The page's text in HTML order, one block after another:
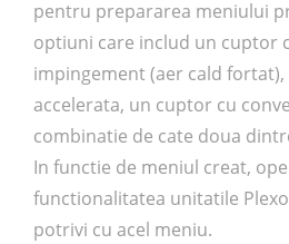
pentru prepararea meniului
optiuni care includ un cuptor
impingement (aer cald
accelerata, un cuptor cu
combinatie de cate doua
In functie de meniul creat,
functionalitatea unitatile
potrivi cu acel meniu.